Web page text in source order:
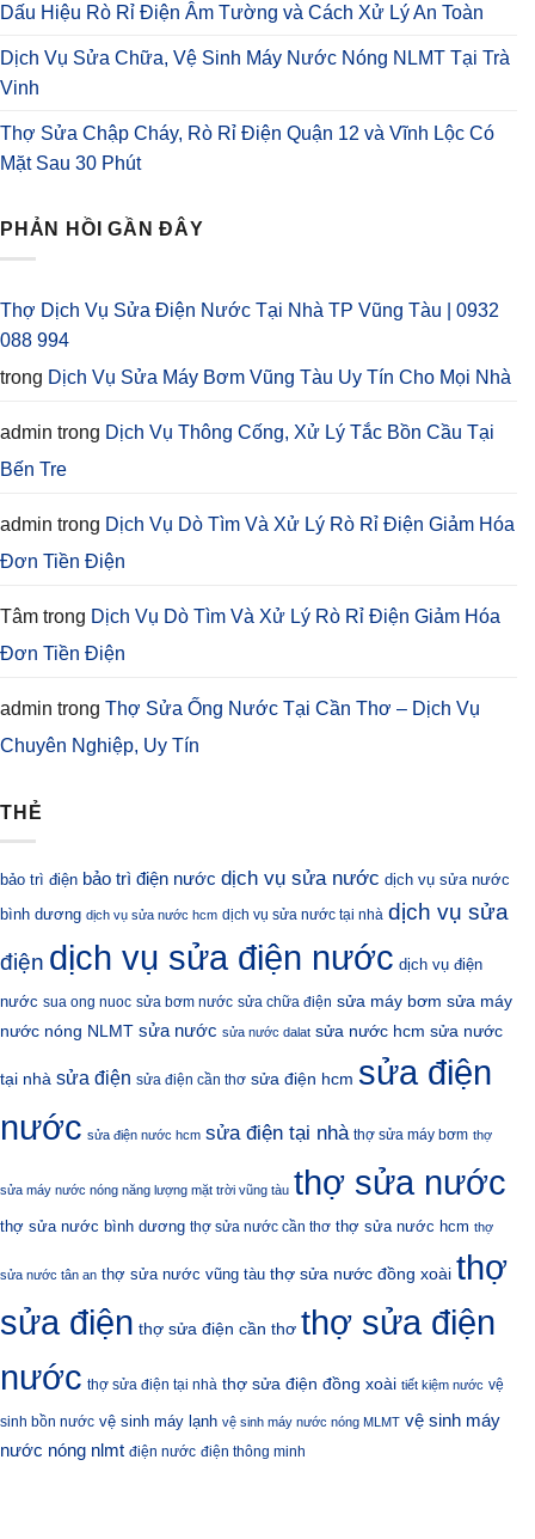
Dấu Hiệu Rò Rỉ Điện Âm Tường và Cách Xử Lý An Toàn
Dịch Vụ Sửa Chữa, Vệ Sinh Máy Nước Nóng NLMT Tại Trà
Vinh
Thợ Sửa Chập Cháy, Rò Rỉ Điện Quận 12 và Vĩnh Lộc Có
Mặt Sau 30 Phút
PHẢN HỒI GẦN ĐÂY
Thợ Dịch Vụ Sửa Điện Nước Tại Nhà TP Vũng Tàu | 0932
088 994
trong Dịch Vụ Sửa Máy Bơm Vũng Tàu Uy Tín Cho Mọi Nhà
admin trong Dịch Vụ Thông Cống, Xử Lý Tắc Bồn Cầu Tại
Bến Tre
admin trong Dịch Vụ Dò Tìm Và Xử Lý Rò Rỉ Điện Giảm Hóa
Đơn Tiền Điện
Tâm trong Dịch Vụ Dò Tìm Và Xử Lý Rò Rỉ Điện Giảm Hóa
Đơn Tiền Điện
admin trong Thợ Sửa Ống Nước Tại Cần Thơ – Dịch Vụ
Chuyên Nghiệp, Uy Tín
THẺ
bảo trì điện bảo trì điện nước dịch vụ sửa nước dịch vụ sửa nước
bình dương dịch vụ sửa nước hcm dịch vụ sửa nước tại nhà dịch vụ sửa
điện dịch vụ sửa điện nước dịch vụ điện
nước sua ong nuoc sửa bơm nước sửa chữa điện sửa máy bơm sửa máy
nước nóng NLMT sửa nước sửa nước dalat sửa nước hcm sửa nước
tại nhà sửa điện sửa điện cần thơ sửa điện hcm sửa điện
nước sửa điện nước hcm sửa điện tại nhà thợ sửa máy bơm thợ
sửa máy nước nóng năng lượng mặt trời vũng tàu thợ sửa nước
thợ sửa nước bình dương thợ sửa nước cần thơ thợ sửa nước hcm thợ
sửa nước tân an thợ sửa nước vũng tàu thợ sửa nước đồng xoài thợ
sửa điện thợ sửa điện cần thơ thợ sửa điện
nước thợ sửa điện tại nhà thợ sửa điện đồng xoài tiết kiệm nước vệ
sinh bồn nước vệ sinh máy lạnh vệ sinh máy nước nóng MLMT vệ sinh máy
nước nóng nlmt điện nước điện thông minh